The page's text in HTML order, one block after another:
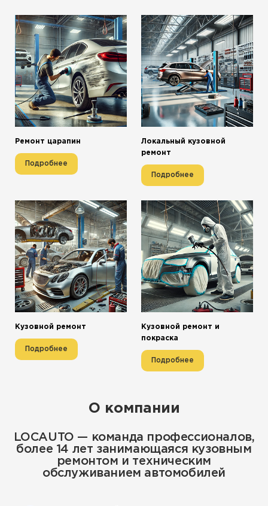
Ремонт царапин
Подробнее
Локальный кузовной
ремонт
Подробнее
Кузовной ремонт
Подробнее
Кузовной ремонт и
покраска
Подробнее
О компании
LOCAUTO — команда профессионалов,
более 14 лет занимающаяся кузовным
ремонтом и техническим
обслуживанием автомобилей